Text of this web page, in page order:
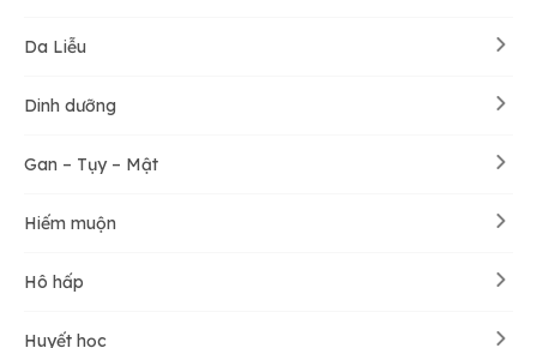
Da Liễu
Dinh dưỡng
Gan – Tụy – Mật
Hiếm muộn
Hô hấp
Huyết học